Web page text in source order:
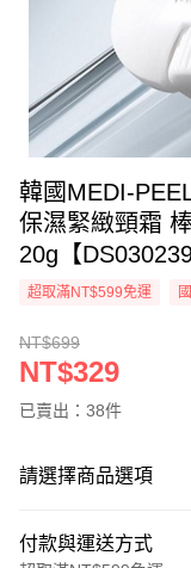
韓國MEDI-
保濕緊緻頸霜
20g【DS030239
超取滿NT$599免運
NT$699
NT$329
已賣出：38件
請選擇商品選項
付款與運送方式